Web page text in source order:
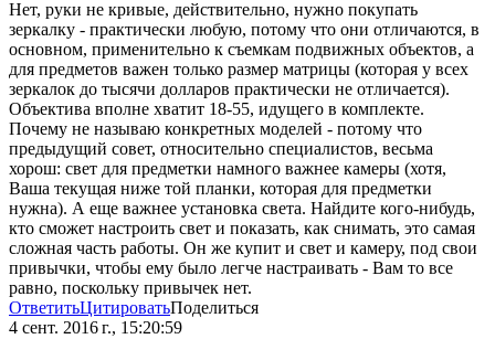
Нет, руки не кривые, действительно, нужно покупать
зеркалку - практически любую, потому что они отличаются, в
основном, применительно к съемкам подвижных объектов, а
для предметов важен только размер матрицы (которая у всех
зеркалок до тысячи долларов практически не отличается).
Объектива вполне хватит 18-55, идущего в комплекте.
Почему не называю конкретных моделей - потому что
предыдущий совет, относительно специалистов, весьма
хорош: свет для предметки намного важнее камеры (хотя,
Ваша текущая ниже той планки, которая для предметки
нужна). А еще важнее установка света. Найдите кого-нибудь,
кто сможет настроить свет и показать, как снимать, это самая
сложная часть работы. Он же купит и свет и камеру, под свои
привычки, чтобы ему было легче настраивать - Вам то все
равно, поскольку привычек нет.
ОтветитьЦитироватьПоделиться
4 сент. 2016 г., 15:20:59